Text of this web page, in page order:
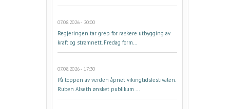
07.08.2026 - 20:00
Regjeringen tar grep for raskere utbygging av
kraft og strømnett. Fredag form...
07.08.2026 - 17:30
På toppen av verden åpnet vikingtidsfestivalen.
Ruben Alseth ønsket publikum ...